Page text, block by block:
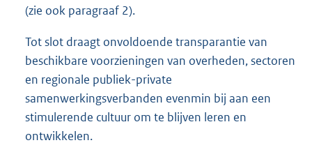
(zie ook paragraaf 2).
Tot slot draagt onvoldoende transparantie van
beschikbare voorzieningen van overheden, sectoren
en regionale publiek-private
samenwerkingsverbanden evenmin bij aan een
stimulerende cultuur om te blijven leren en
ontwikkelen.